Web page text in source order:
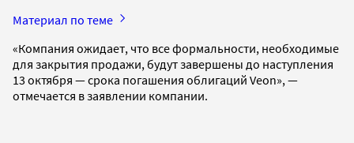
Материал по теме
«Компания ожидает, что все формальности, необходимые
для закрытия продажи, будут завершены до наступления
13 октября — срока погашения облигаций Veon», —
отмечается в заявлении компании.